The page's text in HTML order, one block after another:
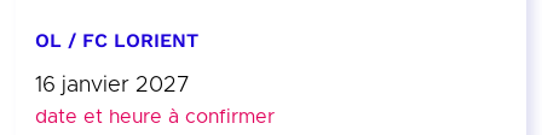
OL / FC LORIENT
16 janvier 2027
date et heure à confirmer